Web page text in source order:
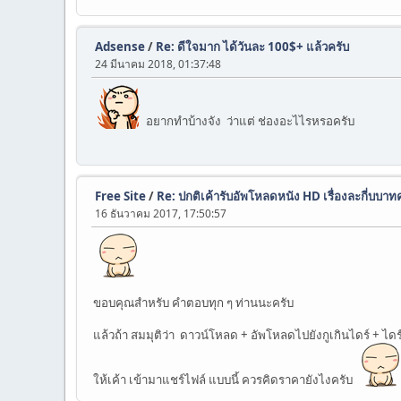
Adsense/ Re: ดีใจมาก ได้วันละ 100$+ แล้วครับ
24 มีนาคม 2018, 01:37:48
อยากทำบ้างจัง ว่าแต่ ช่องอะไไรหรอครับ
Free Site/ Re: ปกติเค้ารับอัพโหลดหนัง HD เรื่องละกี่บบาท
16 ธันวาคม 2017, 17:50:57
ขอบคุณสำหรับ คำตอบทุก ๆ ท่านนะครับ
แล้วถ้า สมมุติว่า ดาวน์โหลด + อัพโหลดไปยังกูเกินไดร์ + ได
ให้เค้า เข้ามาแชร์ไฟล์ แบบนี้ ควรคิดราคายังไงครับ